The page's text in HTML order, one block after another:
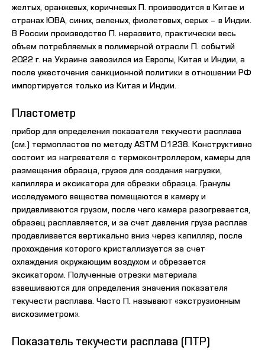
желтых, оранжевых, коричневых П. производится в Китае и
странах ЮВА, синих, зеленых, фиолетовых, серых – в Индии.
В России производство П. неразвито, практически весь
объем потребляемых в полимерной отрасли П. событий
2022 г. на Украине завозился из Европы, Китая и Индии, а
после ужесточения санкционной политики в отношении РФ
импортируется только из Китая и Индии.
Пластометр
прибор для определения показателя текучести расплава
(см.) термопластов по методу ASTM D1238. Конструктивно
состоит из нагревателя с термоконтроллером, камеры для
размещения образца, грузов для создания нагрузки,
капилляра и эксикатора для обрезки образца. Гранулы
исследуемого вещества помещаются в камеру и
придавливаются грузом, после чего камера разогревается,
образец расплавляется, и за счет давления груза расплав
продавливается вертикально вниз через капилляр, после
прохождения которого кристаллизуется за счет
охлаждения окружающим воздухом и обрезается
эксикатором. Полученные отрезки материала
взвешиваются для определения значения показателя
текучести расплава. Часто П. называют «экструзионным
вискозиметром».
Показатель текучести расплава (ПТР)